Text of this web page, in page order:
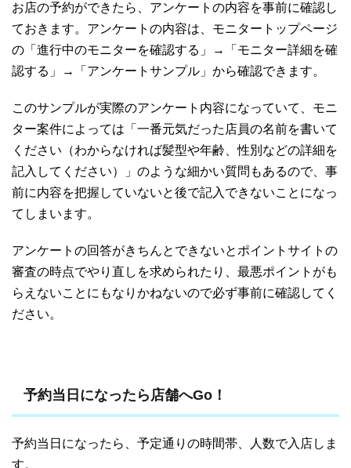
お店の予約ができたら、アンケートの内容を事前に確認し
ておきます。アンケートの内容は、モニタートップページ
の「進行中のモニターを確認する」→「モニター詳細を確
認する」→「アンケートサンプル」から確認できます。
このサンプルが実際のアンケート内容になっていて、モニ
ター案件によっては「一番元気だった店員の名前を書いて
ください（わからなければ髪型や年齢、性別などの詳細を
記入してください）」のような細かい質問もあるので、事
前に内容を把握していないと後で記入できないことになっ
てしまいます。
アンケートの回答がきちんとできないとポイントサイトの
審査の時点でやり直しを求められたり、最悪ポイントがも
らえないことにもなりかねないので必ず事前に確認してく
ださい。
予約当日になったら店舗へGo！
予約当日になったら、予定通りの時間帯、人数で入店しま
す。